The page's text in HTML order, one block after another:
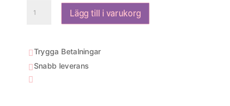
Squishmallows
Truman
Lägg till i varukorg
Trygga Betalningar
Snabb leverans
